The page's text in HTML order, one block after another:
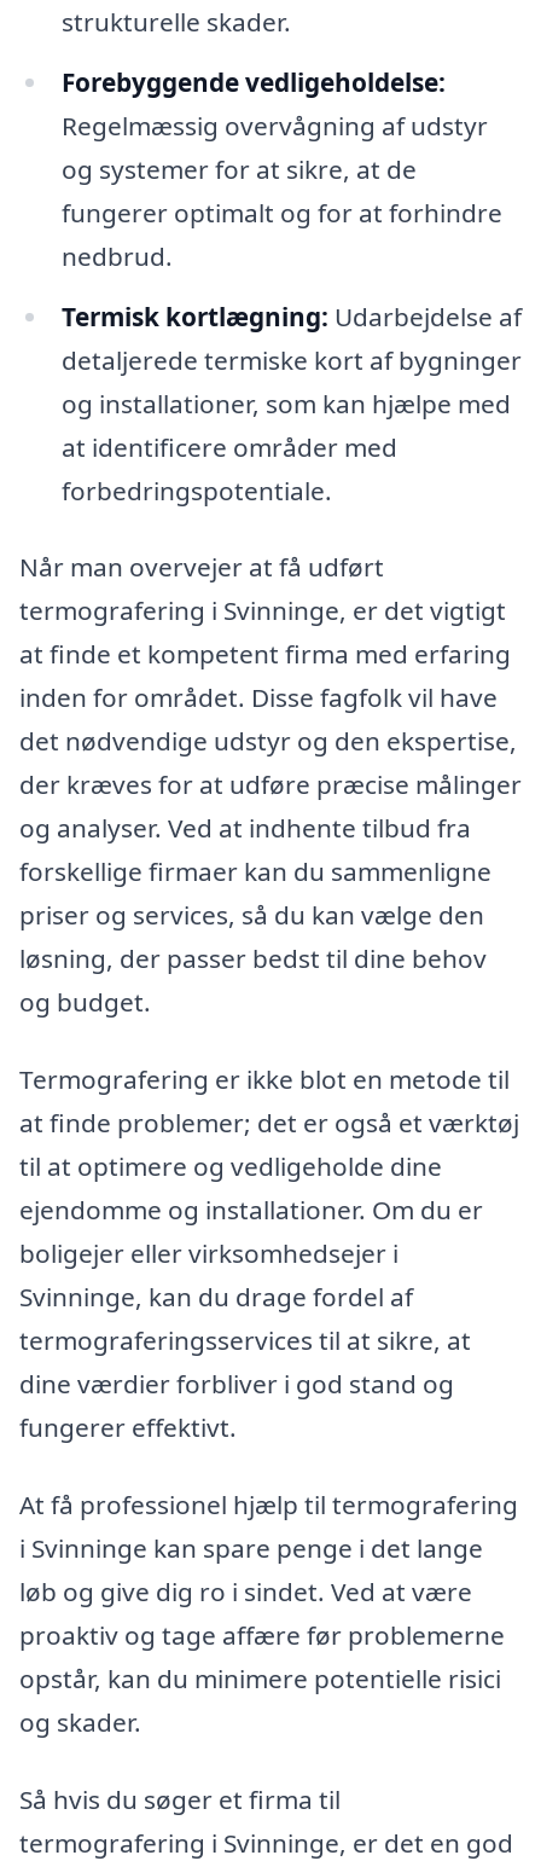
strukturelle skader.
Forebyggende vedligeholdelse:
Regelmæssig overvågning af udstyr
og systemer for at sikre, at de
fungerer optimalt og for at forhindre
nedbrud.
Termisk kortlægning: Udarbejdelse af
detaljerede termiske kort af bygninger
og installationer, som kan hjælpe med
at identificere områder med
forbedringspotentiale.
Når man overvejer at få udført
termografering i Svinninge, er det vigtigt
at finde et kompetent firma med erfaring
inden for området. Disse fagfolk vil have
det nødvendige udstyr og den ekspertise,
der kræves for at udføre præcise målinger
og analyser. Ved at indhente tilbud fra
forskellige firmaer kan du sammenligne
priser og services, så du kan vælge den
løsning, der passer bedst til dine behov
og budget.
Termografering er ikke blot en metode til
at finde problemer; det er også et værktøj
til at optimere og vedligeholde dine
ejendomme og installationer. Om du er
boligejer eller virksomhedsejer i
Svinninge, kan du drage fordel af
termograferingsservices til at sikre, at
dine værdier forbliver i god stand og
fungerer effektivt.
At få professionel hjælp til termografering
i Svinninge kan spare penge i det lange
løb og give dig ro i sindet. Ved at være
proaktiv og tage affære før problemerne
opstår, kan du minimere potentielle risici
og skader.
Så hvis du søger et firma til
termografering i Svinninge, er det en god